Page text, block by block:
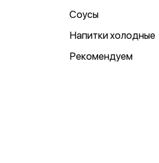
Соусы
Напитки холодные
Рекомендуем